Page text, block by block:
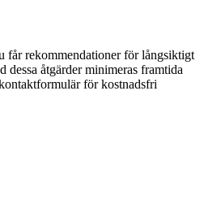
får rekommendationer för långsiktigt
åtgärder minimeras framtida
för kostnadsfri